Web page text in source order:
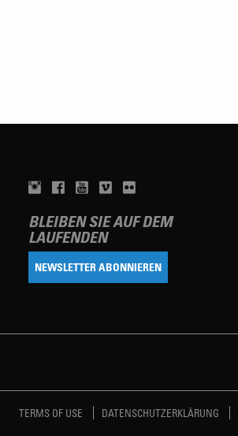
BLEIBEN SIE AUF DEM
LAUFENDEN
NEWSLETTER ABONNIEREN
TERMS OF USE DATENSCHUTZERKLÄRUNG